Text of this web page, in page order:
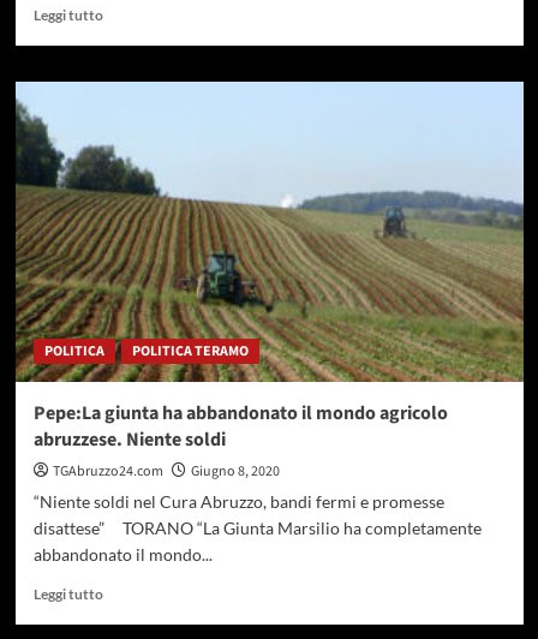
Leggi tuttoLeggi
su
crisi,Pepe
(PD):
“Mancano
politiche
regionali
efficaci”
POLITICA POLITICA TERAMO
Pepe:La giunta ha abbandonato il mondo agricolo
abruzzese. Niente soldi
TGAbruzzo24.com
Giugno 8, 2020
“Niente soldi nel Cura Abruzzo, bandi fermi e promesse
disattese” TORANO “La Giunta Marsilio ha completamente
abbandonato il mondo...
Leggi tuttoLeggi